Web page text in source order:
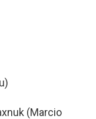
(Marcio